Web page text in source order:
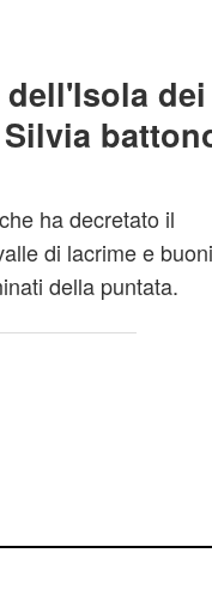
dei
ha decretato il
di lacrime e buoni
della puntata.